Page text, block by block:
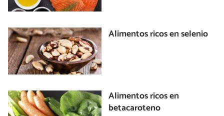
Alimentos ricos en selenio
Alimentos ricos en
betacaroteno